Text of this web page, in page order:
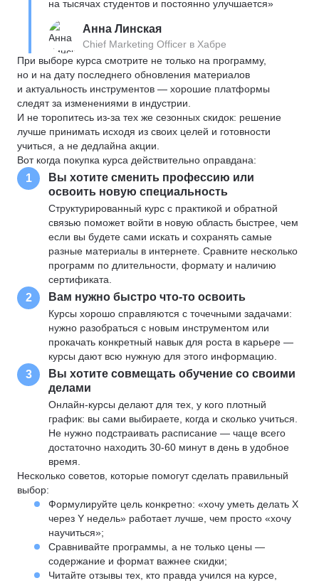
на тысячах студентов и постоянно улучшается»
Анна Линская
Chief Marketing Officer в Хабре
При выборе курса смотрите не только на программу,
но и на дату последнего обновления материалов
и актуальность инструментов — хорошие платформы
следят за изменениями в индустрии.
И не торопитесь из-за тех же сезонных скидок: решение
лучше принимать исходя из своих целей и готовности
учиться, а не дедлайна акции.
Вот когда покупка курса действительно оправдана:
1
Вы хотите сменить профессию или
освоить новую специальность
Структурированный курс с практикой и обратной
связью поможет войти в новую область быстрее, чем
если вы будете сами искать и сохранять самые
разные материалы в интернете. Сравните несколько
программ по длительности, формату и наличию
сертификата.
2 Вам нужно быстро что-то освоить
Курсы хорошо справляются с точечными задачами:
нужно разобраться с новым инструментом или
прокачать конкретный навык для роста в карьере —
курсы дают всю нужную для этого информацию.
3
Вы хотите совмещать обучение со своими
делами
Онлайн-курсы делают для тех, у кого плотный
график: вы сами выбираете, когда и сколько учиться.
Не нужно подстраивать расписание — чаще всего
достаточно находить 30-60 минут в день в удобное
время.
Несколько советов, которые помогут сделать правильный
выбор:
Формулируйте цель конкретно: «хочу уметь делать X
через Y недель» работает лучше, чем просто «хочу
научиться»;
Сравнивайте программы, а не только цены —
содержание и формат важнее скидки;
Читайте отзывы тех, кто правда учился на курсе,